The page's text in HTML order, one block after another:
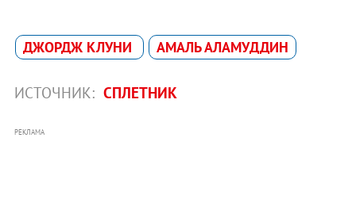
ДЖОРДЖ КЛУНИ АМАЛЬ АЛАМУДДИН
ИСТОЧНИК: СПЛЕТНИК
РЕКЛАМА